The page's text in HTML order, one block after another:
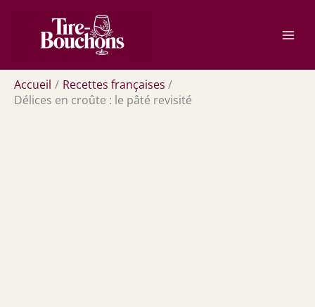
contenu
Accueil
Recettes françaises
Délices en croûte : le pâté revisité